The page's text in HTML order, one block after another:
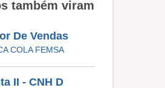
também viram
De Vendas
COLA FEMSA
II - CNH D